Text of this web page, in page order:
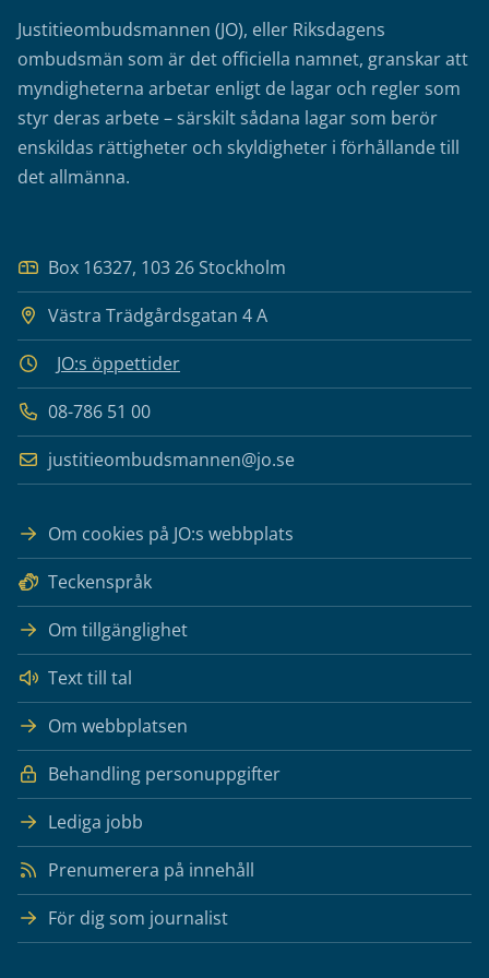
Justitieombudsmannen (JO), eller Riksdagens
ombudsmän som är det officiella namnet, granskar att
myndigheterna arbetar enligt de lagar och regler som
styr deras arbete – särskilt sådana lagar som berör
enskildas rättigheter och skyldigheter i förhållande till
det allmänna.
Box 16327, 103 26 Stockholm
Västra Trädgårdsgatan 4 A
JO:s öppettider
08-786 51 00
justitieombudsmannen@jo.se
Om cookies på JO:s webbplats
Teckenspråk
Om tillgänglighet
Text till tal
Om webbplatsen
Behandling personuppgifter
Lediga jobb
Prenumerera på innehåll
För dig som journalist